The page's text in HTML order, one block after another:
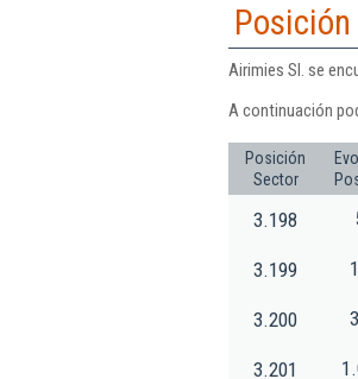
Airimies Sl. se
A continuación
Posición
Sector
3.198
3.199
3.200
3.201